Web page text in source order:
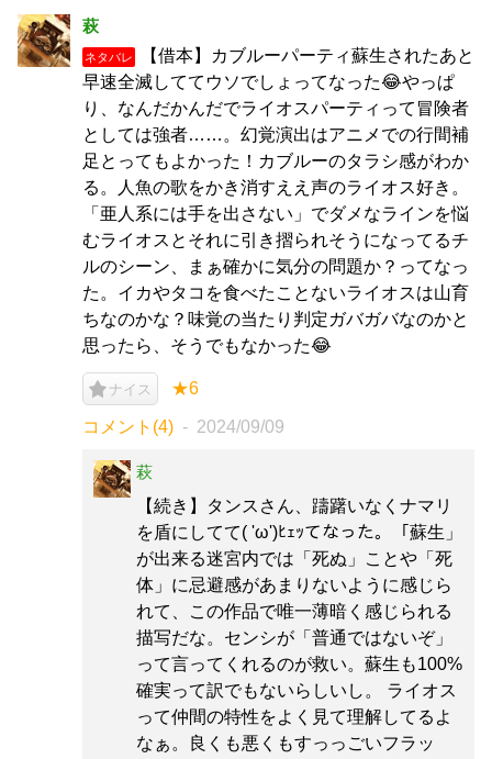
萩
ネタバレ
【借本】カブルーパーティ蘇生されたあと
早速全滅しててウソでしょってなった😂やっぱ
り、なんだかんだでライオスパーティって冒険者
としては強者……。幻覚演出はアニメでの行間補
足とってもよかった！カブルーのタラシ感がわか
る。人魚の歌をかき消すええ声のライオス好き。
「亜人系には手を出さない」でダメなラインを悩
むライオスとそれに引き摺られそうになってるチ
ルのシーン、まぁ確かに気分の問題か？ってなっ
た。イカやタコを食べたことないライオスは山育
ちなのかな？味覚の当たり判定ガバガバなのかと
思ったら、そうでもなかった😂
ナイス ★6
コメント(4) 2024/09/09
萩
【続き】タンスさん、躊躇いなくナマリ
を盾にしてて( 'ω')ﾋｪｯてなった。「蘇生」
が出来る迷宮内では「死ぬ」ことや「死
体」に忌避感があまりないように感じら
れて、この作品で唯一薄暗く感じられる
描写だな。センシが「普通ではないぞ」
って言ってくれるのが救い。蘇生も100%
確実って訳でもないらしいし。 ライオス
って仲間の特性をよく見て理解してるよ
なぁ。良くも悪くもすっっごいフラッ